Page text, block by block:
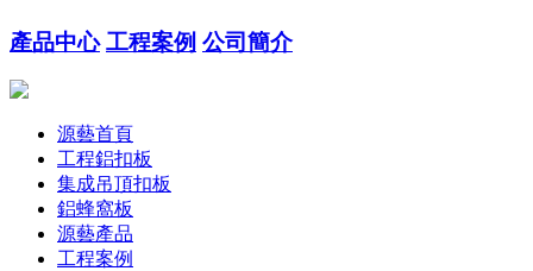
產品中心 工程案例 公司簡介
源藝首頁
工程鋁扣板
集成吊頂扣板
鋁蜂窩板
源藝產品
工程案例